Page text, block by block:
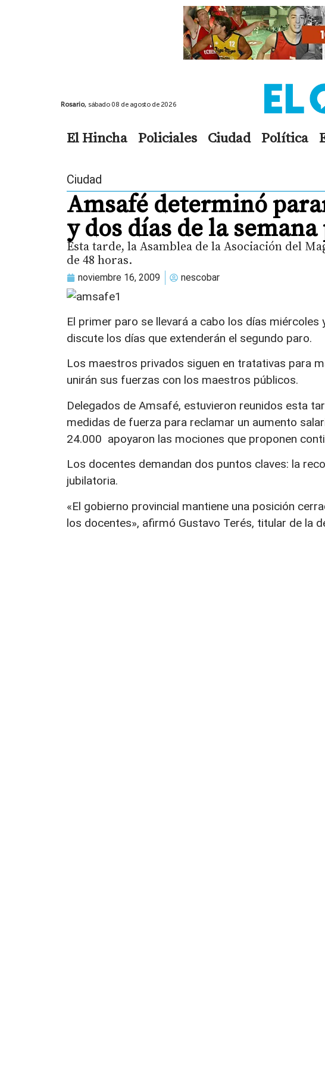
Rosario, sábado 08 de agosto de 2026
El Hincha Policiales Ciudad Política
Ciudad
Amsafé determinó
y dos días de la
Esta tarde, la Asamblea de la Asociación del
de 48 horas.
noviembre 16, 2009 nescobar
El primer paro se llevará a cabo los días miércoles
discute los días que extenderán el segundo paro.
Los maestros privados siguen en tratativas para
unirán sus fuerzas con los maestros públicos.
Delegados de Amsafé, estuvieron reunidos esta
medidas de fuerza para reclamar un aumento
24.000 apoyaron las mociones que proponen
Los docentes demandan dos puntos claves: la
jubilatoria.
«El gobierno provincial mantiene una posición
los docentes», afirmó Gustavo Terés, titular de la